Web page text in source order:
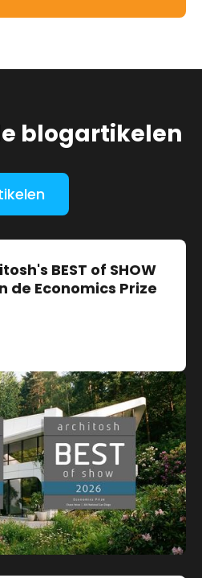
blogartikelen
BEST of SHOW
de Economics Prize